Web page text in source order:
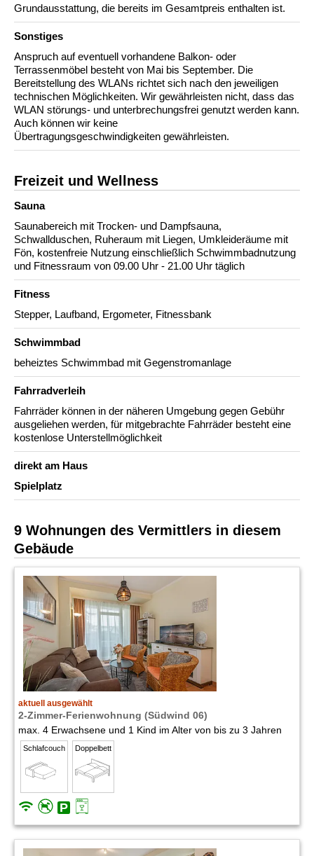
Grundausstattung, die bereits im Gesamtpreis enthalten ist.
Sonstiges
Anspruch auf eventuell vorhandene Balkon- oder
Terrassenmöbel besteht von Mai bis September. Die
Bereitstellung des WLANs richtet sich nach den jeweiligen
technischen Möglichkeiten. Wir gewährleisten nicht, dass das
WLAN störungs- und unterbrechungsfrei genutzt werden kann.
Auch können wir keine
Übertragungsgeschwindigkeiten gewährleisten.
Freizeit und Wellness
Sauna
Saunabereich mit Trocken- und Dampfsauna,
Schwallduschen, Ruheraum mit Liegen, Umkleideräume mit
Fön, kostenfreie Nutzung einschließlich Schwimmbadnutzung
und Fitnessraum von 09.00 Uhr - 21.00 Uhr täglich
Fitness
Stepper, Laufband, Ergometer, Fitnessbank
Schwimmbad
beheiztes Schwimmbad mit Gegenstromanlage
Fahrradverleih
Fahrräder können in der näheren Umgebung gegen Gebühr
ausgeliehen werden, für mitgebrachte Fahrräder besteht eine
kostenlose Unterstellmöglichkeit
direkt am Haus
Spielplatz
9 Wohnungen des Vermittlers in diesem
Gebäude
aktuell ausgewählt
2-Zimmer-Ferienwohnung (Südwind 06)
max. 4 Erwachsene und 1 Kind im Alter von bis zu 3 Jahren
Schlafcouch Doppelbett